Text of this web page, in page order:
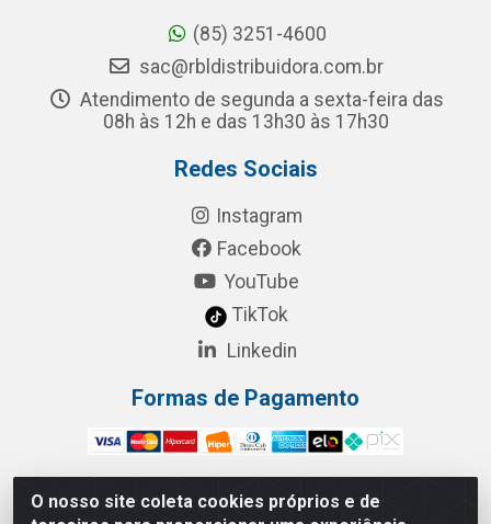
O nosso site coleta cookies próprios e de
(85) 3251-4600
sac@rbldistribuidora.com.br
Atendimento de segunda a sexta-feira das
08h às 12h e das 13h30 às 17h30
Redes Sociais
Instagram
Facebook
YouTube
TikTok
Linkedin
Formas de Pagamento